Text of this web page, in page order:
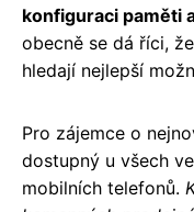
konfiguraci paměti
obecně se dá říci,
hledají nejlepší
Pro zájemce o
dostupný u všech
mobilních telefonů.